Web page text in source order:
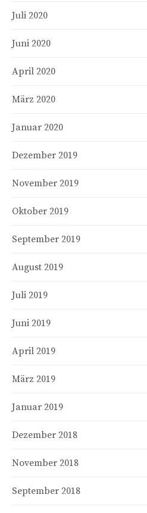
Juli 2020
Juni 2020
April 2020
März 2020
Januar 2020
Dezember 2019
November 2019
Oktober 2019
September 2019
August 2019
Juli 2019
Juni 2019
April 2019
März 2019
Januar 2019
Dezember 2018
November 2018
September 2018